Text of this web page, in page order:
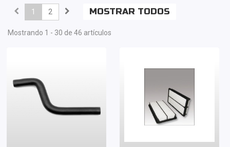
MOSTRAR TODOS
1 2
Mostrando 1 - 30 de 46 artículos